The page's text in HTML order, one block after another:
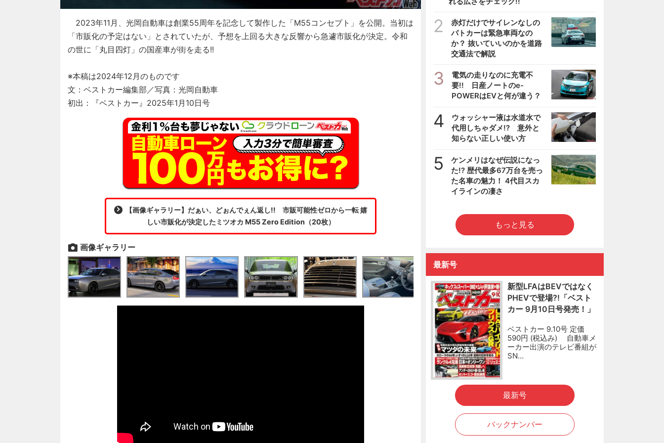
2023年11月、光岡自動車は創業55周年を記念して製作した「M55コンセプト」を公開。当初は
「市販化の予定はない」とされていたが、予想を上回る大きな反響から急遽市販化が決定。令和
の世に「丸目四灯」の国産車が街を走る!!
※本稿は2024年12月のものです
文：ベストカー編集部／写真：光岡自動車
初出：『ベストカー』2025年1月10日号
【画像ギャラリー】だぁい、どぉんでぇん返し!! 市販可能性ゼロから一転 嬉
しい市販化が決定したミツオカ M55 Zero Edition（20枚）
画像ギャラリー
2
赤灯だけでサイレンなしの
パトカーは緊急車両なの
か？ 抜いていいのかを道路
交通法で解説
3
電気の走りなのに充電不
要!! 日産ノートのe-
POWERはEVと何が違う？
4
ウォッシャー液は水道水で
代用しちゃダメ!? 意外と
知らない正しい使い方
5
ケンメリはなぜ伝説になっ
た!? 歴代最多67万台を売っ
た名車の魅力！ 4代目スカ
イラインの凄さ
もっと見る
最新号
新型LFAはBEVではなく
PHEVで登場?!「ベスト
カー 9月10日号発売！」
ベストカー 9.10号 定価
590円 (税込み) 自動車メ
ーカー出演のテレビ番組が
SN…
最新号
バックナンバー